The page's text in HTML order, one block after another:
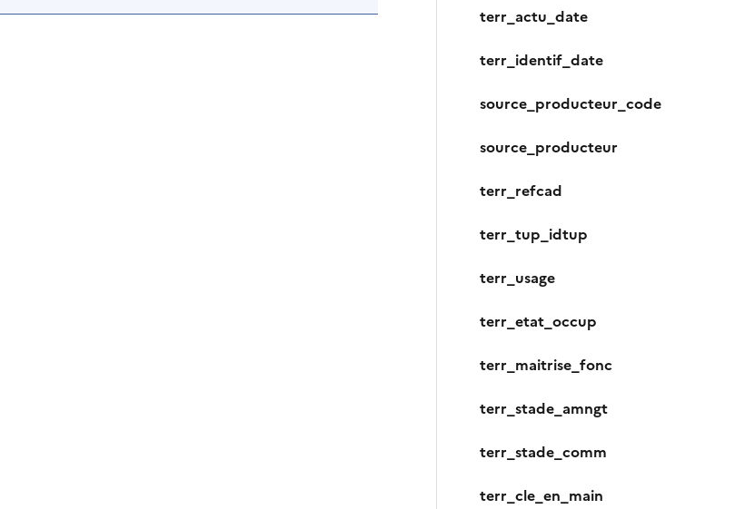
terr_actu_date
terr_identif_date
source_producteur_code
source_producteur
terr_refcad
terr_tup_idtup
‍terr_usage
terr_etat_occup
terr_maitrise_fonc
terr_stade_amngt
terr_stade_comm
terr_cle_en_main